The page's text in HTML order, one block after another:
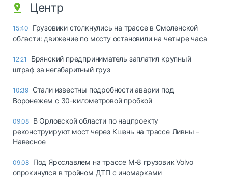
Центр
15:40
Грузовики столкнулись на трассе в Смоленской
области: движение по мосту остановили на четыре часа
12:21
Брянский предприниматель заплатил крупный
штраф за негабаритный груз
10:39 Стали известны подробности аварии под
Воронежем с 30-километровой пробкой
09.08 В Орловской области по нацпроекту
реконструируют мост через Кшень на трассе Ливны –
Навесное
09.08 Под Ярославлем на трассе М-8 грузовик Volvo
опрокинулся в тройном ДТП с иномарками